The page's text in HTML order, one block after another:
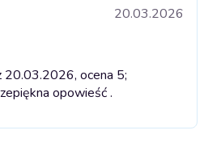
20.03.2026
20.03.2026, ocena 5;
opowieść .